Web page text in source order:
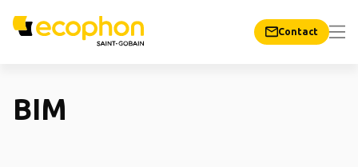
Contact
BIM